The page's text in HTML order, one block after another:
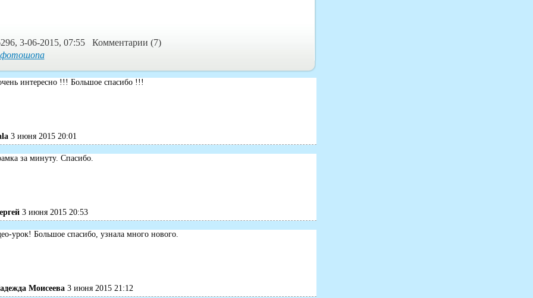
3-06-2015, 07:55 Комментарии (7)
интересно !!! Большое спасибо !!!
3 июня 2015 20:01
за минуту. Спасибо.
3 июня 2015 20:53
урок! Большое спасибо, узнала много нового.
Моисеева 3 июня 2015 21:12